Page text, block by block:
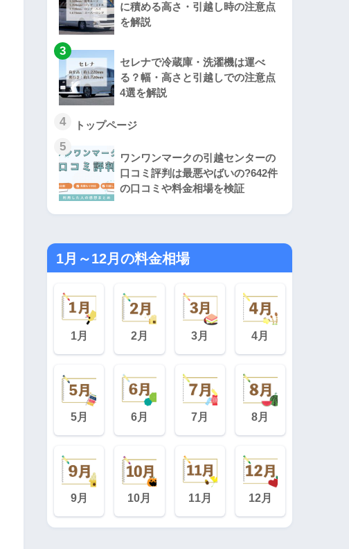
に積める高さ・引越し時の注意点
を解説
3
セレナで冷蔵庫・洗濯機は運べ
る？幅・高さと引越しでの注意点
4選を解説
4 トップページ
5
ワンワンマークの引越センターの
口コミ評判は最悪やばいの?642件
の口コミや料金相場を検証
1月～12月の料金相場
1月 2月 3月 4月
5月 6月 7月 8月
9月 10月 11月 12月